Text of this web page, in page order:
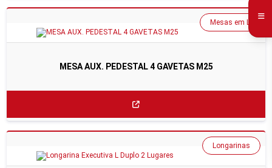
MESA AUX. PEDESTAL 4 GAVETAS M25
Mesas em L
Longarinas